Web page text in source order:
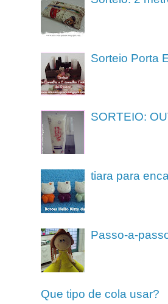
Sorteio Porta
SORTEIO:
tiara para
Passo-a-
Que tipo de cola usar?